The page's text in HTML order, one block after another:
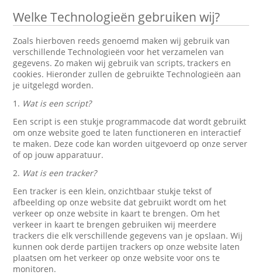
Welke Technologieën gebruiken wij?
Zoals hierboven reeds genoemd maken wij gebruik van
verschillende Technologieën voor het verzamelen van
gegevens. Zo maken wij gebruik van scripts, trackers en
cookies. Hieronder zullen de gebruikte Technologieën aan
je uitgelegd worden.
1. Wat is een script?
Een script is een stukje programmacode dat wordt gebruikt
om onze website goed te laten functioneren en interactief
te maken. Deze code kan worden uitgevoerd op onze server
of op jouw apparatuur.
2. Wat is een tracker?
Een tracker is een klein, onzichtbaar stukje tekst of
afbeelding op onze website dat gebruikt wordt om het
verkeer op onze website in kaart te brengen. Om het
verkeer in kaart te brengen gebruiken wij meerdere
trackers die elk verschillende gegevens van je opslaan. Wij
kunnen ook derde partijen trackers op onze website laten
plaatsen om het verkeer op onze website voor ons te
monitoren.